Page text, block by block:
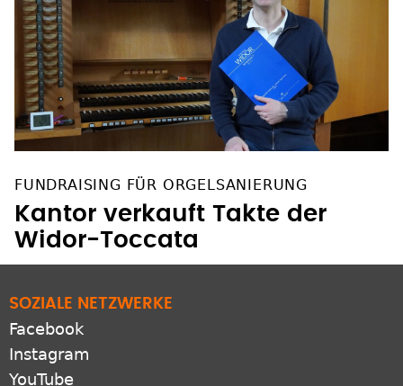
FUNDRAISING FÜR ORGELSANIERUNG
Kantor verkauft Takte der
Widor-Toccata
SOZIALE NETZWERKE
Facebook
Instagram
YouTube